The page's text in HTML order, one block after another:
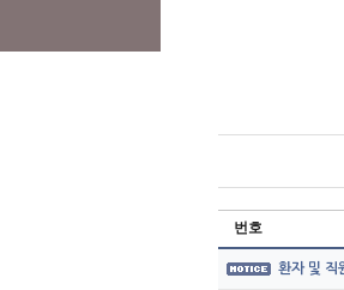
번호
환자 및 직